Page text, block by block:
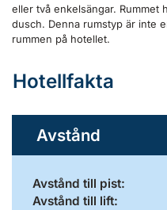
eller två enkelsängar. Rummet
dusch. Denna rumstyp är inte
rummen på hotellet.
Hotellfakta
Avstånd
Avstånd till pist:
Avstånd till lift: